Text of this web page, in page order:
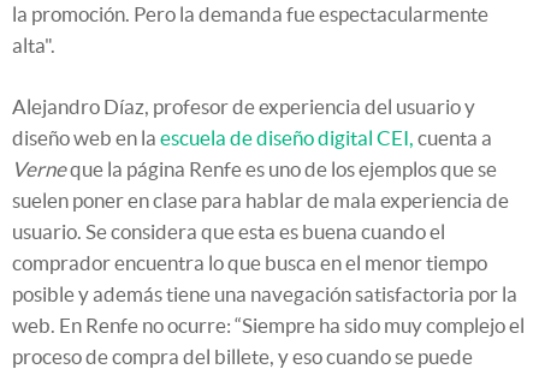
la promoción. Pero la demanda fue espectacularmente
alta".
Alejandro Díaz, profesor de experiencia del usuario y
diseño web en la escuela de diseño digital CEI, cuenta a
Verneque la página Renfe es uno de los ejemplos que se
suelen poner en clase para hablar de mala experiencia de
usuario. Se considera que esta es buena cuando el
comprador encuentra lo que busca en el menor tiempo
posible y además tiene una navegación satisfactoria por la
web. En Renfe no ocurre: “Siempre ha sido muy complejo el
proceso de compra del billete, y eso cuando se puede